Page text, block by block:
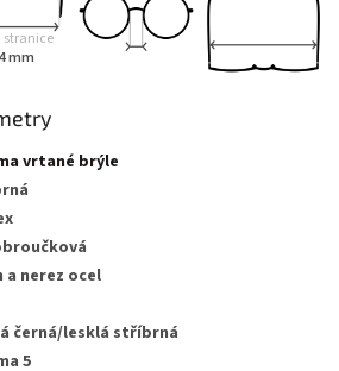
stranice
mm
vrtané brýle
nerez ocel
černá/lesklá stříbrná
5